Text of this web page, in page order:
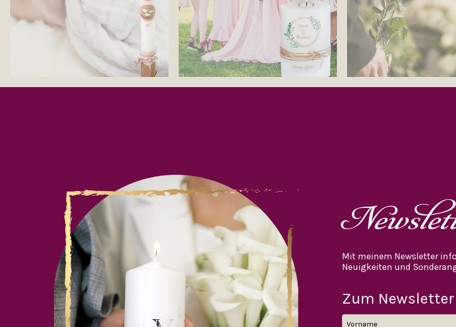
Mit meinem Newsletter
Neuigkeiten und
Zum